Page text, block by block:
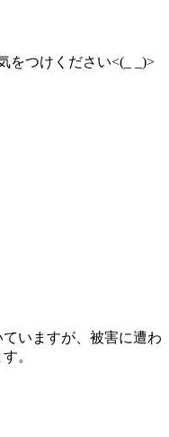
をつけください<(_ _)>
いますが、被害に遭わ
。